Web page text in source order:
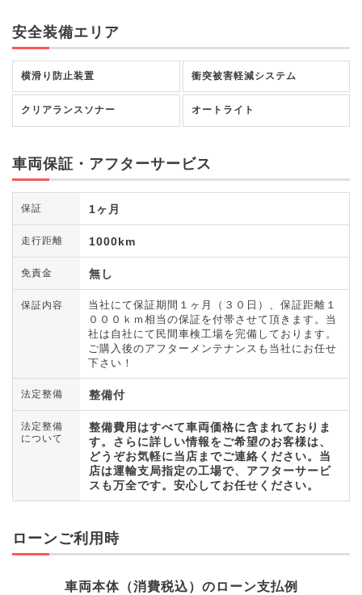
安全装備エリア
横滑り防止装置 衝突被害軽減システム
クリアランスソナー オートライト
車両保証・アフターサービス
保証 1ヶ月
走行距離 1000km
免責金 無し
保証内容
当社にて保証期間１ヶ月（３０日）、保証距離１
０００ｋｍ相当の保証を付帯させて頂きます。当
社は自社にて民間車検工場を完備しております。
ご購入後のアフターメンテナンスも当社にお任せ
下さい！
法定整備 整備付
法定整備
について
整備費用はすべて車両価格に含まれておりま
す。さらに詳しい情報をご希望のお客様は、
どうぞお気軽に当店までご連絡ください。当
店は運輸支局指定の工場で、アフターサービ
スも万全です。安心してお任せください。
ローンご利用時
車両本体（消費税込）のローン支払例